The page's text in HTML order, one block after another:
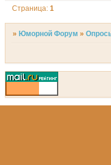
Страница:1
» Юморной Форум »